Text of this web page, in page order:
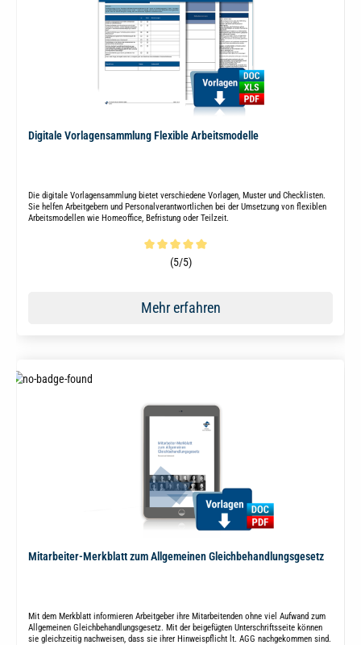
Digitale Vorlagensammlung Flexible Arbeitsmodelle
Die digitale Vorlagensammlung bietet verschiedene Vorlagen, Muster und Checklisten.
Sie helfen Arbeitgebern und Personalverantwortlichen bei der Umsetzung von flexiblen
Arbeitsmodellen wie Homeoffice, Befristung oder Teilzeit.
Durchschnittliche Bewertung von 5 von 5 Sternen
(5/5)
Mehr erfahren
Mitarbeiter-Merkblatt zum Allgemeinen Gleichbehandlungsgesetz
Mit dem Merkblatt informieren Arbeitgeber ihre Mitarbeitenden ohne viel Aufwand zum
Allgemeinen Gleichbehandlungsgesetz. Mit der beigefügten Unterschriftsseite können
sie gleichzeitig nachweisen, dass sie ihrer Hinweispflicht lt. AGG nachgekommen sind.